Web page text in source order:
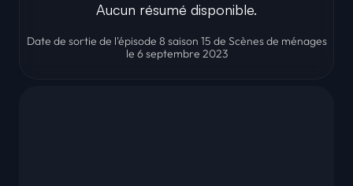
Aucun résumé disponible.
Date de sortie de l'épisode 8 saison 15 de Scènes de ménages
le 6 septembre 2023